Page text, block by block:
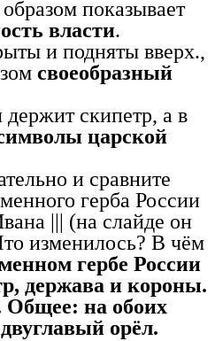
показывает
власти.
и подняты вверх.,
своеобразный
скипетр, а в
царской
и сравните
герба России
||| (на слайде он
изменилось? В чём
гербе России
держава и короны.
на обоих
орёл.